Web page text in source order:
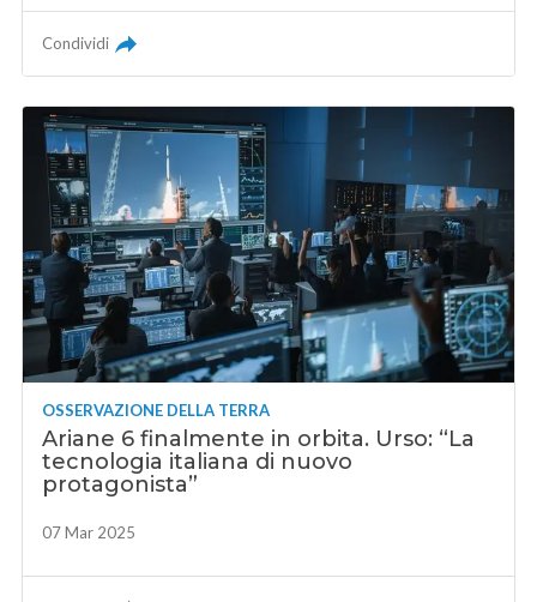
Condividi
OSSERVAZIONE DELLA TERRA
Ariane 6 finalmente in orbita. Urso: “La
tecnologia italiana di nuovo
protagonista”
07 Mar 2025